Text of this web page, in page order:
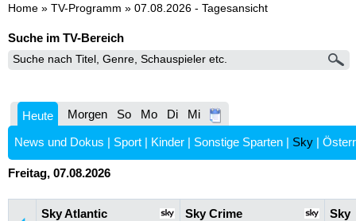
Home » TV-Programm » 07.08.2026 - Tagesansicht
Suche im TV-Bereich
Heute Morgen So Mo Di Mi
News und Dokus | Sport | Kinder | Sonstige Sparten | Sky |
Freitag, 07.08.2026
Sky Atlantic Sky Crime
Sky